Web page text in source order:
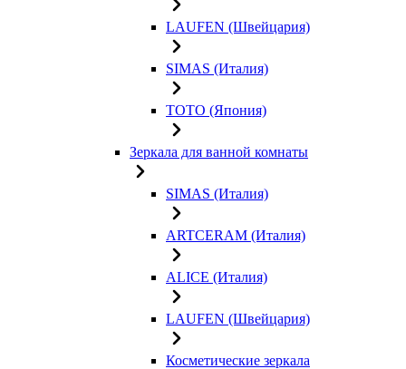
LAUFEN (Швейцария)
SIMAS (Италия)
TOTO (Япония)
Зеркала для ванной комнаты
SIMAS (Италия)
ARTCERAM (Италия)
ALICE (Италия)
LAUFEN (Швейцария)
Косметические зеркала